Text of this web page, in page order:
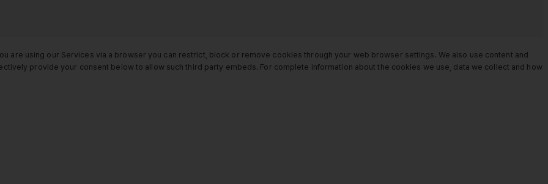
are using our Services via a browser you can restrict, block or remove cookies through your web browser settings. We also use content and
provide your consent below to allow such third party embeds. For complete information about the cookies we use, data we collect and how